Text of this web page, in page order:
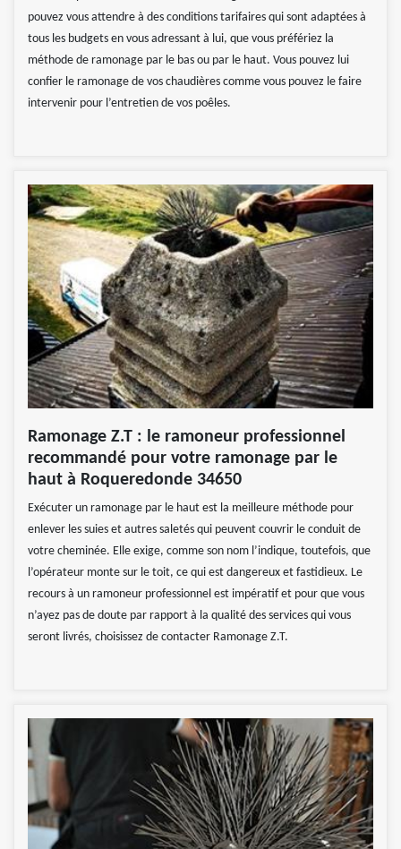
pouvez vous attendre à des conditions tarifaires qui sont adaptées à
tous les budgets en vous adressant à lui, que vous préfériez la
méthode de ramonage par le bas ou par le haut. Vous pouvez lui
confier le ramonage de vos chaudières comme vous pouvez le faire
intervenir pour l’entretien de vos poêles.
Ramonage Z.T : le ramoneur professionnel
recommandé pour votre ramonage par le
haut à Roqueredonde 34650
Exécuter un ramonage par le haut est la meilleure méthode pour
enlever les suies et autres saletés qui peuvent couvrir le conduit de
votre cheminée. Elle exige, comme son nom l’indique, toutefois, que
l’opérateur monte sur le toit, ce qui est dangereux et fastidieux. Le
recours à un ramoneur professionnel est impératif et pour que vous
n’ayez pas de doute par rapport à la qualité des services qui vous
seront livrés, choisissez de contacter Ramonage Z.T.